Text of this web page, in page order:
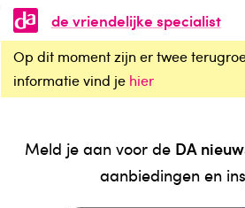
de vriendelijke specialist
Op dit moment zijn er twee
informatie vind je hier
Meld je aan voor de DA
aanbiedingen en